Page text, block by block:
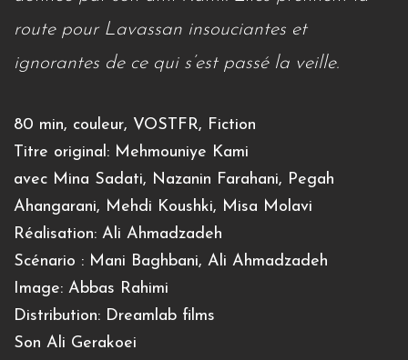
route pour Lavassan insouciantes et
ignorantes de ce qui s’est passé la veille.
80 min, couleur, VOSTFR, Fiction
Titre original: Mehmouniye Kami
avec Mina Sadati, Nazanin Farahani, Pegah
Ahangarani, Mehdi Koushki, Misa Molavi
Réalisation: Ali Ahmadzadeh
Scénario : Mani Baghbani, Ali Ahmadzadeh
Image: Abbas Rahimi
Distribution: Dreamlab films
Son Ali Gerakoei